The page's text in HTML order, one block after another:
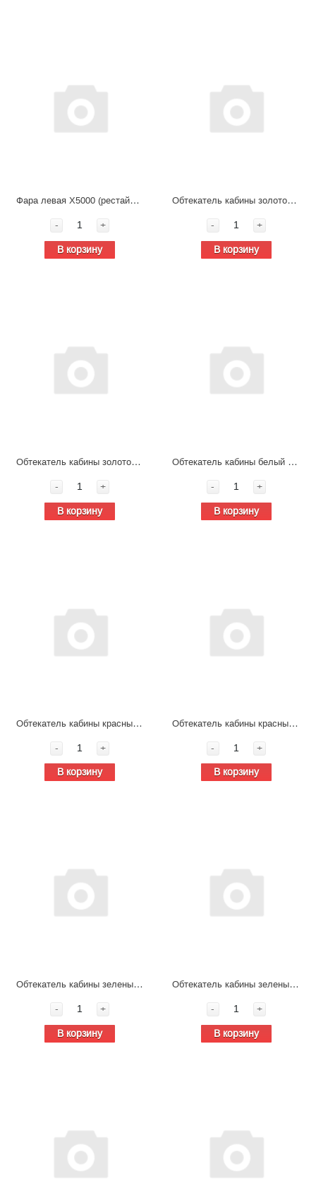
Фара левая X5000 (рестайлинг) DZ96189722110
-
+
В корзину
Обтекатель кабины золотой правый в сборе Shacman X5000 DZ14251110530
-
+
В корзину
Обтекатель кабины золотой левый в сборе Shacman X5000 DZ14251110520
-
+
В корзину
Обтекатель кабины белый левый в сборе Shacman X5000 DZ14251110520
-
+
В корзину
Обтекатель кабины красный правый в сборе Shacman X5000 DZ14251110530
-
+
В корзину
Обтекатель кабины красный левый в сборе Shacman X5000 DZ14251110520
-
+
В корзину
Обтекатель кабины зеленый правый в сборе Shacman X5000 DZ14251110530
-
+
В корзину
Обтекатель кабины зеленый левый в сборе Shacman X5000 DZ14251110520
-
+
В корзину